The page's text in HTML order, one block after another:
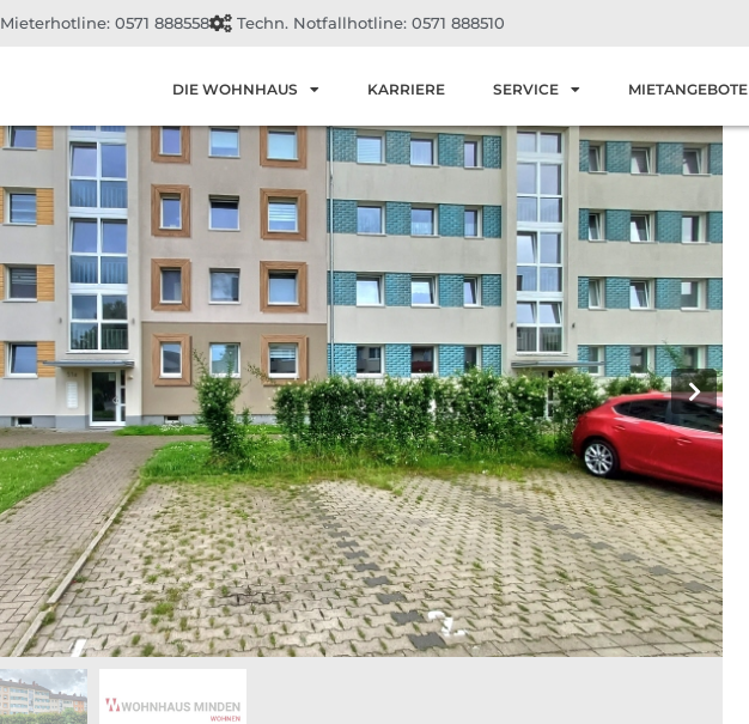
Mieterhotline: 0571 888558 Techn. Notfallhotline: 0571 888510
DIE WOHNHAUS KARRIERE SERVICE MIETANGEBOTE